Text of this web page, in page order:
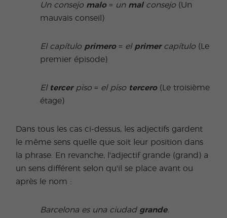
Un consejo malo = un malconsejo (Un
mauvais conseil)
El capítulo primero = el primercapítulo (Le
premier épisode)
El tercerpiso = el piso tercero (Le troisième
étage)
Dans tous les cas ci-dessus, les adjectifs gardent
le même sens quelle que soit leur position dans
la phrase. En revanche, l'adjectif grande (grand) a
un sens différent selon qu'il se place avant ou
après le nom :
Barcelona es una ciudad grande.